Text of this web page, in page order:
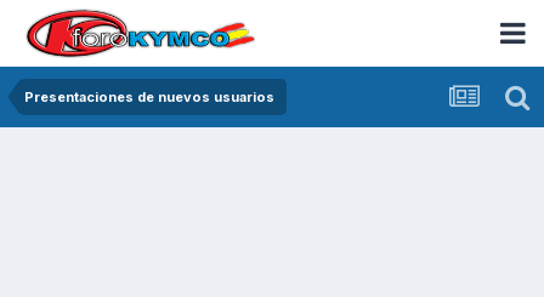
Presentaciones de nuevos usuarios